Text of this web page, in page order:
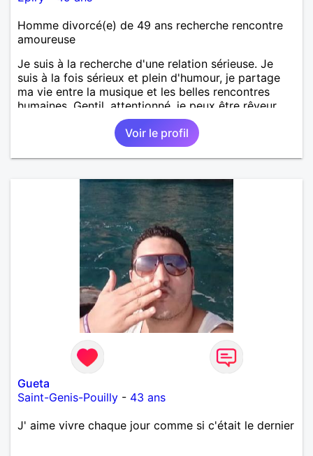
Homme divorcé(e) de 49 ans recherche rencontre
amoureuse
Je suis à la recherche d'une relation sérieuse. Je
suis à la fois sérieux et plein d'humour, je partage
ma vie entre la musique et les belles rencontres
humaines. Gentil, attentionné, je peux être rêveur
parfois, j'aime les conversations sincères et profiter
Voir le profil
Gueta
Saint-Genis-Pouilly - 43 ans
J' aime vivre chaque jour comme si c'était le dernier